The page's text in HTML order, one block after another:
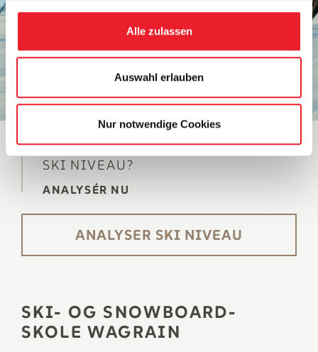
g
a
s
Alle zulassen
Auswahl erlauben
Nur notwendige Cookies
ØNSKER DU AT KENDE DIT
SKI NIVEAU?
ANALYSÉR NU
ANALYSER SKI NIVEAU
SKI- OG SNOWBOARD-
SKOLE WAGRAIN